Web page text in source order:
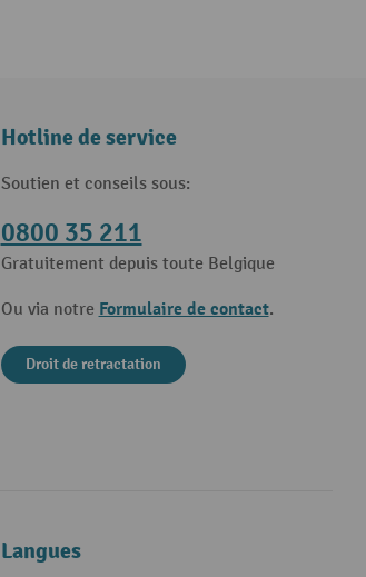
Hotline de service
Soutien et conseils sous:
0800 35 211
Gratuitement depuis toute Belgique
Ou via notre Formulaire de contact.
Droit de retractation
Langues